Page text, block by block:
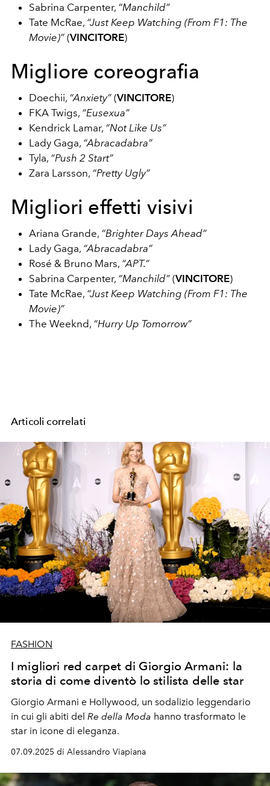
Sabrina Carpenter, “Manchild”
Tate McRae, “Just Keep Watching (From F1: The
Movie)” (VINCITORE)
Migliore coreografia
Doechii, “Anxiety” (VINCITORE)
FKA Twigs, “Eusexua”
Kendrick Lamar, “Not Like Us”
Lady Gaga, “Abracadabra”
Tyla, “Push 2 Start”
Zara Larsson, “Pretty Ugly”
Migliori effetti visivi
Ariana Grande, “Brighter Days Ahead”
Lady Gaga, “Abracadabra”
Rosé & Bruno Mars, “APT.”
Sabrina Carpenter, “Manchild” (VINCITORE)
Tate McRae, “Just Keep Watching (From F1: The
Movie)”
The Weeknd, “Hurry Up Tomorrow”
Articoli correlati
FASHION
I migliori red carpet di Giorgio Armani: la
storia di come diventò lo stilista delle star
Giorgio Armani e Hollywood, un sodalizio leggendario
in cui gli abiti del Re della Moda hanno trasformato le
star in icone di eleganza.
07.09.2025 di Alessandro Viapiana